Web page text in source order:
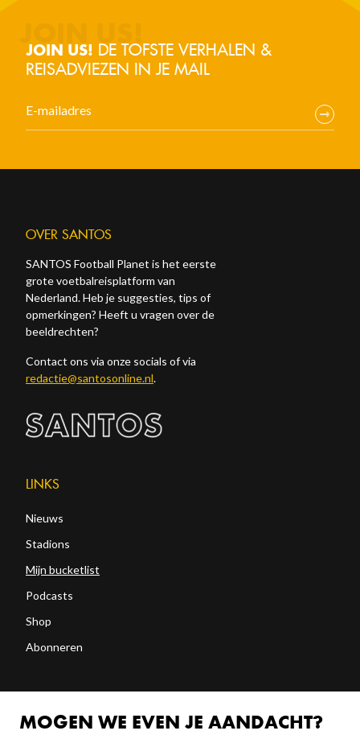
JOIN US! DE TOFSTE VERHALEN &
REISADVIEZEN IN JE MAIL
OVER SANTOS
SANTOS Football Planet is het eerste
grote voetbalreisplatform van
Nederland. Heb je suggesties, tips of
opmerkingen? Heeft u vragen over de
beeldrechten?
Contact ons via onze socials of via
redactie@santosonline.nl.
LINKS
Nieuws
Stadions
Mijn bucketlist
Podcasts
Shop
Abonneren
MOGEN WE EVEN JE AANDACHT?